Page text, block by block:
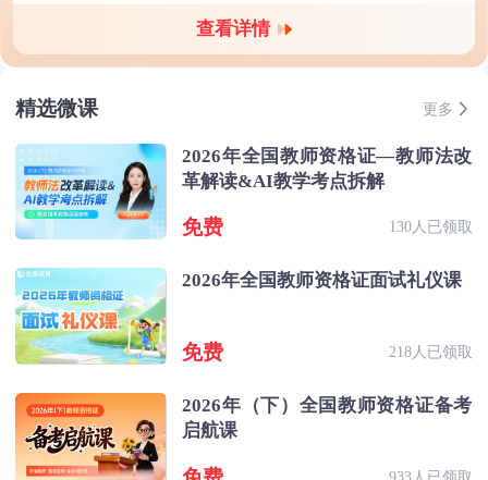
查看详情
精选微课 更多
2026年全国教师资格证—教师法改
革解读&AI教学考点拆解
免费 130人已领取
2026年全国教师资格证面试礼仪课
免费 218人已领取
2026年（下）全国教师资格证备考
启航课
933人已领取